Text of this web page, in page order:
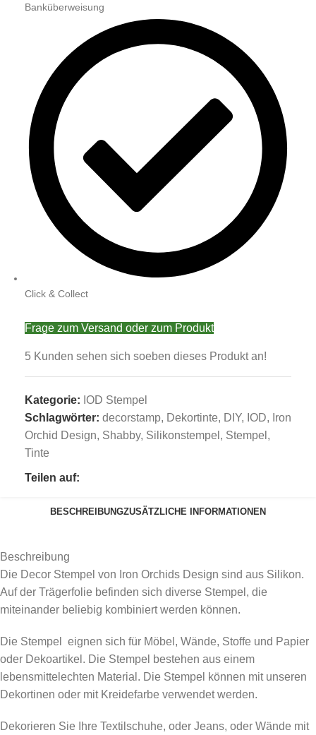
Banküberweisung
Click & Collect
Frage zum Versand oder zum Produkt
5 Kunden sehen sich soeben dieses Produkt an!
Kategorie: IOD Stempel
Schlagwörter: decorstamp, Dekortinte, DIY, IOD, Iron
Orchid Design, Shabby, Silikonstempel , Stempel ,
Tinte
Teilen auf:
BESCHREIBUNGZUSÄTZLICHE INFORMATIONEN
Beschreibung
Die Decor Stempel von Iron Orchids Design sind aus Silikon.
Auf der Trägerfolie befinden sich diverse Stempel, die
miteinander beliebig kombiniert werden können.
Die Stempel eignen sich für Möbel, Wände, Stoffe und Papier
oder Dekoartikel. Die Stempel bestehen aus einem
lebensmittelechten Material. Die Stempel können mit unseren
Dekortinen oder mit Kreidefarbe verwendet werden.
Dekorieren Sie Ihre Textilschuhe, oder Jeans, oder Wände mit